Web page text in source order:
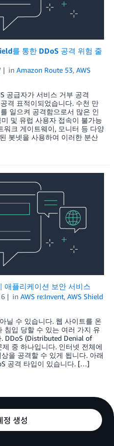
를 통한 DDoS 공격 위험 줄
in Amazon Route 53, AWS
공급자가 서비스 거부 공격
격 표적이되었습니다. 수천 만
일으켜 공격함으로서 많은 인
및 유럽 사용자 접속이 불가능
워크 게이트웨이, 모니터 등 다양
봇넷을 사용하여 이러한 분산
애플리케이션 보안 서비스
in AWS re:Invent, AWS Shield
닐 수 있습니다. 웹 사이트를 온
침입 당할 수 있는 여러 가지 유
DDoS (Distributed Denial of
중 하나입니다. 인터넷 전체에
을 공격할 수 있게 됩니다. 아래
공격 타입이 있습니다. […]
정 생성